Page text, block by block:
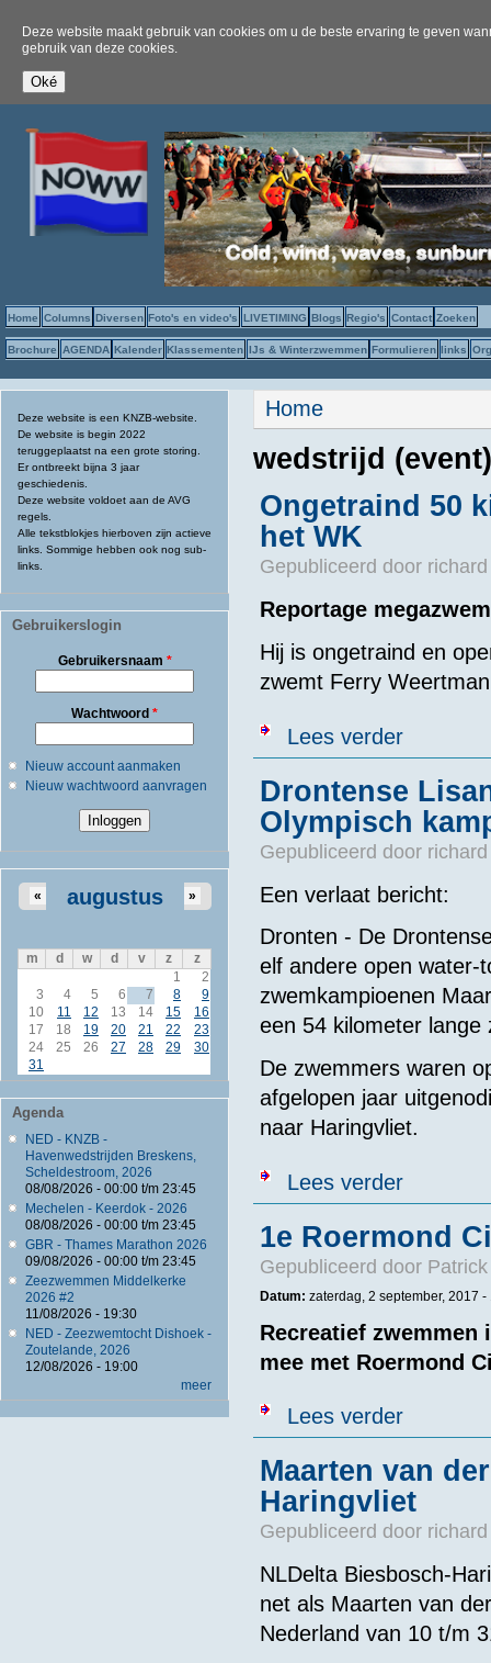
Deze website maakt gebruik van cookies om u de beste ervaring te geven
gebruik van deze cookies.
Home Columns Diversen Foto's en video's LIVETIMING Blogs Regio's Contact Zoeken
Brochure AGENDA Kalender Klassementen IJs & Winterzwemmen Formulieren links
Deze website is een KNZB-website.
De website is begin 2022
teruggeplaatst na een grote storing.
Er ontbreekt bijna 3 jaar
geschiedenis.
Deze website voldoet aan de AVG
regels.
Alle tekstblokjes hierboven zijn actieve
links. Sommige hebben ook nog sub-
links.
Gebruikerslogin
Gebruikersnaam *
Wachtwoord *
Nieuw account aanmaken
Nieuw wachtwoord aanvragen
augustus
« »
m d w d v z
z
1
2
3
4 5 6 7 8
9
10
11 12 13 14 15
16
17
18 19 20 21 22
23
24
25 26 27 28 29
30
31
Agenda
NED - KNZB -
Havenwedstrijden Breskens,
Scheldestroom, 2026
08/08/2026 - 00:00t/m 23:45
Mechelen - Keerdok - 2026
08/08/2026 - 00:00t/m 23:45
GBR - Thames Marathon 2026
09/08/2026 - 00:00t/m 23:45
Zeezwemmen Middelkerke
2026 #2
11/08/2026 - 19:30
NED - Zeezwemtocht Dishoek -
Zoutelande, 2026
12/08/2026 - 19:00
meer
U bent hier
Home
wedstrijd
Ongetraind 50
het WK
Gepubliceerd door
Reportage
Hij is ongetraind en
zwemt Ferry
Lees verderover
Drontense
Olympisch
Gepubliceerd door
Een verlaat bericht:
Dronten - De
elf andere open water-
zwemkampioenen
een 54 kilometer lange
De zwemmers waren
afgelopen jaar
naar Haringvliet.
Lees verderover
1e Roermond
Gepubliceerd door
Datum: zaterdag, 2 september, 2017 -
Recreatief zwemmen
mee met Roermond
Lees verderover 1e
Maarten van
Haringvliet
Gepubliceerd door
NLDelta Biesbosch-
net als Maarten van
Nederland van 10 t/m